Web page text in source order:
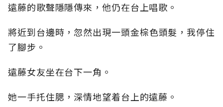
遠藤的歌聲隱隱傳來，他仍在台上唱歌。
將近到台邊時，忽然出現一頭金棕色頭髮，我停住
了腳步。
遠藤女友坐在台下一角。
她一手托住腮，深情地望着台上的遠藤。